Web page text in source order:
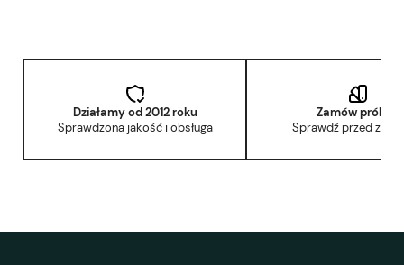
Działamy od 2012 roku
Sprawdzona jakość i obsługa
Zamów próbkę
Sprawdź przed